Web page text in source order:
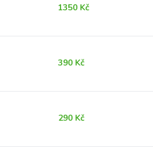
1350 Kč
390 Kč
290 Kč